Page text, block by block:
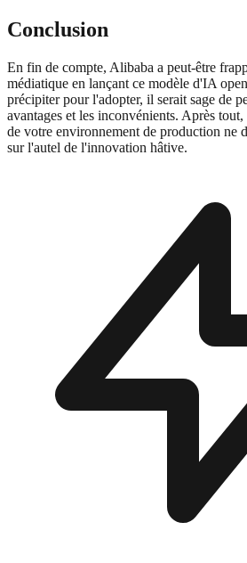
Conclusion
En fin de compte, Alibaba a peut-être
médiatique en lançant ce modèle d'IA
précipiter pour l'adopter, il serait sage de
avantages et les inconvénients. Après
de votre environnement de production ne
sur l'autel de l'innovation hâtive.